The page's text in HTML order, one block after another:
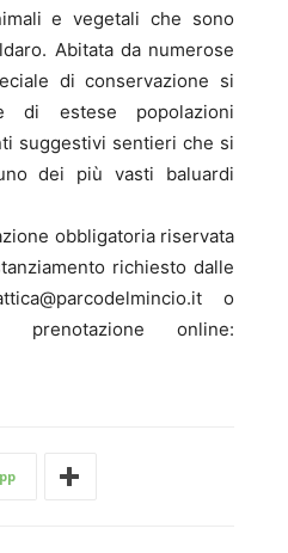
e vegetali che sono
Abitata da numerose
di conservazione si
di estese popolazioni
suggestivi sentieri che si
dei più vasti baluardi
obbligatoria riservata
richiesto dalle
o
prenotazione online: